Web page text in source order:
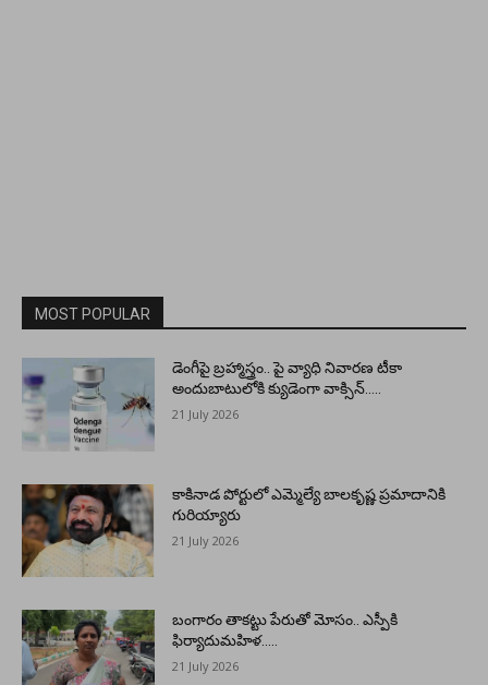
MOST POPULAR
డెంగీపై బ్రహ్మాస్త్రం.. పై వ్యాధి నివారణ టీకా
అందుబాటులోకి క్యుడెంగా వాక్సిన్…..
21 July 2026
కాకినాడ పోర్టులో ఎమ్మెల్యే బాలకృష్ణ ప్రమాదానికి
గురియ్యారు
21 July 2026
బంగారం తాకట్టు పేరుతో మోసం.. ఎస్పీకి
ఫిర్యాదుమహిళ…..
21 July 2026